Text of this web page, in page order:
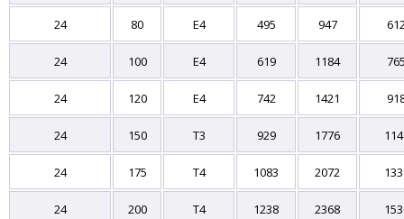
24 80 E4 495 947
24 100 E4 619 1184
24 120 E4 742 1421
24 150 T3 929 1776
24 175 T4 1083 2072
24 200 T4 1238 2368